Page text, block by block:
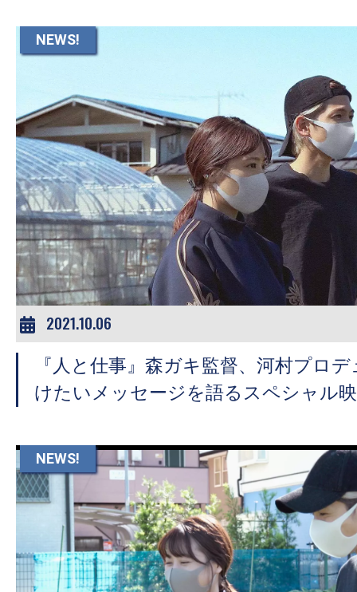
NEWS!
2021.10.06
『人と仕事』森ガキ監督、河村プロデ
けたいメッセージを語るスペシャル
NEWS!